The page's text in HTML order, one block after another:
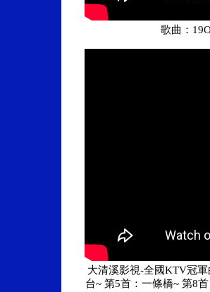
歌曲：
大清溪影視-全國KTV冠
台~ 第5首：一條橋~ 第8